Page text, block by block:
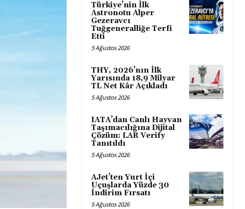
Türkiye’nin İlk
Astronotu Alper
Gezeravcı
Tuğgeneralliğe Terfi
Etti
5 Ağustos 2026
THY, 2026’nın İlk
Yarısında 18,9 Milyar
TL Net Kâr Açıkladı
5 Ağustos 2026
IATA’dan Canlı Hayvan
Taşımacılığına Dijital
Çözüm: LAR Verify
Tanıtıldı
5 Ağustos 2026
AJet’ten Yurt İçi
Uçuşlarda Yüzde 30
İndirim Fırsatı
5 Ağustos 2026